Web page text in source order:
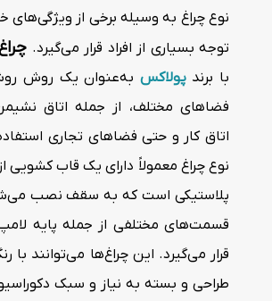
نوع چراغ به وسیله برخی از ویژگی‌های
توجه بسیاری از افراد قرار می‌گیرد.
با برندپولاکس به‌عنوان یک روش
فضاهای مختلف، از جمله اتاق
اتاق کار و حتی فضاهای تجاری
نوع چراغ معمولاً دارای یک قاب کشویی
پلاستیکی است که به سقف نصب
قسمت‌های مختلفی از جمله پایه
قرار می‌گیرد. این چراغ‌ها می‌توانند با
طراحی و بسته به نیاز و سبک